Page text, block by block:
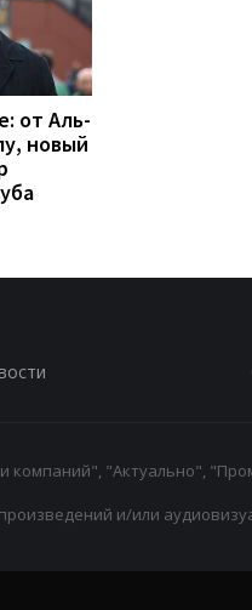
от Аль-
новый
"Актуально",
и/или